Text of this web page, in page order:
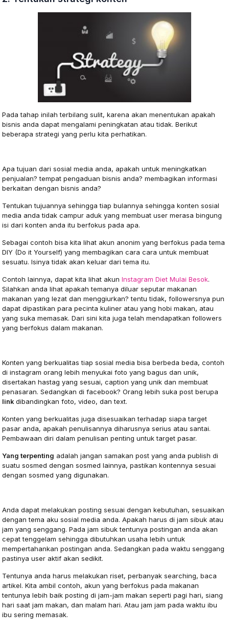
Pada tahap inilah terbilang sulit, karena akan menentukan apakah
bisnis anda dapat mengalami peningkatan atau tidak. Berikut
beberapa strategi yang perlu kita perhatikan.
Apa tujuan dari sosial media anda, apakah untuk meningkatkan
penjualan? tempat pengaduan bisnis anda? membagikan informasi
berkaitan dengan bisnis anda?
Tentukan tujuannya sehingga tiap bulannya sehingga konten sosial
media anda tidak campur aduk yang membuat user merasa bingung
isi dari konten anda itu berfokus pada apa.
Sebagai contoh bisa kita lihat akun anonim yang berfokus pada tema
DIY (Do it Yourself) yang membagikan cara cara untuk membuat
sesuatu. Isinya tidak akan keluar dari tema itu.
Contoh lainnya, dapat kita lihat akunInstagram Diet Mulai Besok.
Silahkan anda lihat apakah temanya diluar seputar makanan
makanan yang lezat dan menggiurkan? tentu tidak, followersnya pun
dapat dipastikan para pecinta kuliner atau yang hobi makan, atau
yang suka memasak. Dari sini kita juga telah mendapatkan followers
yang berfokus dalam makanan.
Konten yang berkualitas tiap sosial media bisa berbeda beda, contoh
di instagram orang lebih menyukai foto yang bagus dan unik,
disertakan hastag yang sesuai, caption yang unik dan membuat
penasaran. Sedangkan di facebook? Orang lebih suka post berupa
linkdibandingkan foto, video, dan text.
Konten yang berkualitas juga disesuaikan terhadap siapa target
pasar anda, apakah penulisannya diharusnya serius atau santai.
Pembawaan diri dalam penulisan penting untuk target pasar.
Yang terpenting adalah jangan samakan post yang anda publish di
suatu sosmed dengan sosmed lainnya, pastikan kontennya sesuai
dengan sosmed yang digunakan.
Anda dapat melakukan posting sesuai dengan kebutuhan, sesuaikan
dengan tema aku sosial media anda. Apakah harus di jam sibuk atau
jam yang senggang. Pada jam sibuk tentunya postingan anda akan
cepat tenggelam sehingga dibutuhkan usaha lebih untuk
mempertahankan postingan anda. Sedangkan pada waktu senggang
pastinya user aktif akan sedikit.
Tentunya anda harus melakukan riset, perbanyak searching, baca
artikel. Kita ambil contoh, akun yang berfokus pada makanan
tentunya lebih baik posting di jam-jam makan seperti pagi hari, siang
hari saat jam makan, dan malam hari. Atau jam jam pada waktu ibu
ibu sering memasak.